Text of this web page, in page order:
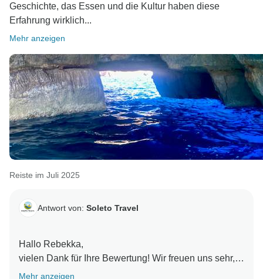
Geschichte, das Essen und die Kultur haben diese
Erfahrung wirklich...
Mehr anzeigen
Reiste im Juli 2025
Antwort von: Soleto Travel
Hallo Rebekka,
vielen Dank für Ihre Bewertung! Wir freuen uns sehr,
dass Sie Ihre Zeit und Ihre Geburtstagsreise auf Malta
Mehr anzeigen